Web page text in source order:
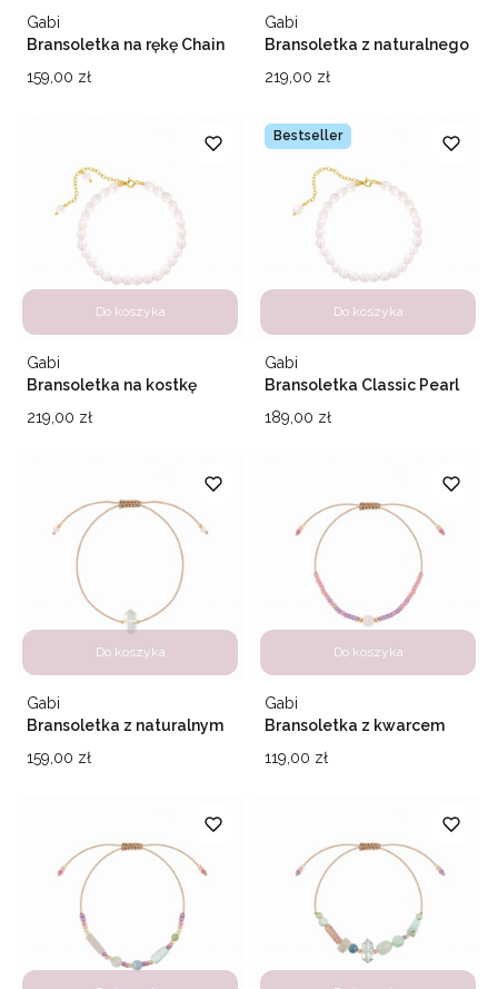
Bransoletka na rękę Chain
Producent
Gabi
Cena
159,00 zł
Bransoletka z naturalnego
Producent
Gabi
Cena
219,00 zł
Do koszyka
Bransoletka na kostkę
Producent
Gabi
Cena
219,00 zł
Bestseller
Do koszyka
Bransoletka Classic Pearl
Producent
Gabi
Cena
189,00 zł
Do koszyka
Bransoletka z naturalnym
Producent
Gabi
Cena
159,00 zł
Do koszyka
Bransoletka z kwarcem
Producent
Gabi
Cena
119,00 zł